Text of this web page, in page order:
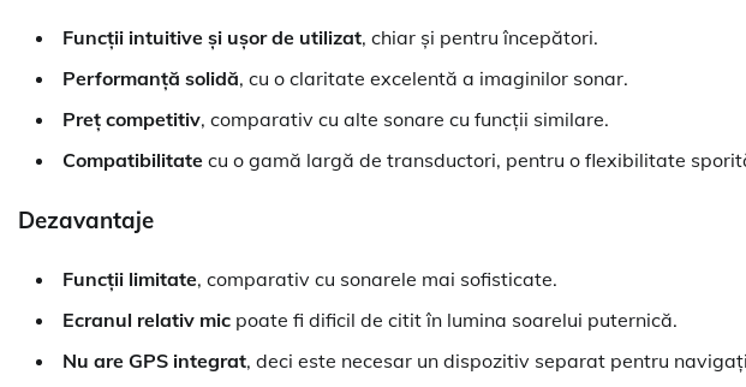
Funcții intuitive și ușor de utilizat, chiar și pentru începători.
Performanță solidă, cu o claritate excelentă a imaginilor sonar.
Preț competitiv, comparativ cu alte sonare cu funcții similare.
Compatibilitate cu o gamă largă de transductori, pentru o flexibilitate
Dezavantaje
Funcții limitate, comparativ cu sonarele mai sofisticate.
Ecranul relativ mic poate fi dificil de citit în lumina soarelui puternică.
Nu are GPS integrat, deci este necesar un dispozitiv separat pentru